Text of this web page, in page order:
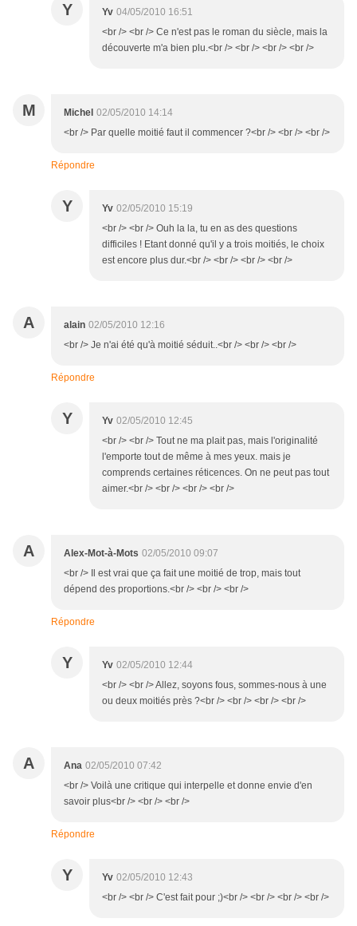
Y Yv 04/05/2010 16:51
<br /> <br /> Ce n'est pas le roman du siècle, mais la
découverte m'a bien plu.<br /> <br /> <br /> <br />
M Michel 02/05/2010 14:14
<br /> Par quelle moitié faut il commencer ?<br /> <br /> <br />
Répondre
Y Yv 02/05/2010 15:19
<br /> <br /> Ouh la la, tu en as des questions
difficiles ! Etant donné qu'il y a trois moitiés, le choix
est encore plus dur.<br /> <br /> <br /> <br />
A alain 02/05/2010 12:16
<br /> Je n'ai été qu'à moitié séduit..<br /> <br /> <br />
Répondre
Y Yv 02/05/2010 12:45
<br /> <br /> Tout ne ma plait pas, mais l'originalité
l'emporte tout de même à mes yeux. mais je
comprends certaines réticences. On ne peut pas tout
aimer.<br /> <br /> <br /> <br />
A Alex-Mot-à-Mots 02/05/2010 09:07
<br /> Il est vrai que ça fait une moitié de trop, mais tout
dépend des proportions.<br /> <br /> <br />
Répondre
Y Yv 02/05/2010 12:44
<br /> <br /> Allez, soyons fous, sommes-nous à une
ou deux moitiés près ?<br /> <br /> <br /> <br />
A Ana 02/05/2010 07:42
<br /> Voilà une critique qui interpelle et donne envie d'en
savoir plus<br /> <br /> <br />
Répondre
Y Yv 02/05/2010 12:43
<br /> <br /> C'est fait pour ;)<br /> <br /> <br /> <br />